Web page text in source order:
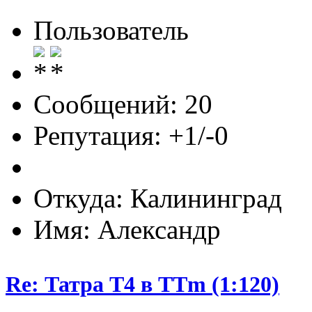
Пользователь
Сообщений: 20
Репутация: +1/-0
Откуда: Калининград
Имя: Александр
Re: Татра Т4 в TTm (1:120)